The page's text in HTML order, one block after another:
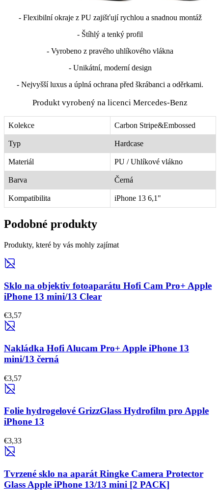
- Flexibilní okraje z PU zajišťují rychlou a snadnou montáž
- Štíhlý a tenký profil
- Vyrobeno z pravého uhlíkového vlákna
- Unikátní, moderní design
- Nejvyšší luxus a úplná ochrana před škrábanci a oděrkami.
Produkt vyrobený na licenci Mercedes-Benz
Kolekce Carbon Stripe&Embossed
Typ Hardcase
Materiál PU / Uhlíkové vlákno
Barva Černá
Kompatibilita iPhone 13 6,1"
Podobné produkty
Produkty, které by vás mohly zajímat
Sklo na objektiv fotoaparátu Hofi Cam Pro+ Apple
iPhone 13 mini/13 Clear
€3,57
Nakládka Hofi Alucam Pro+ Apple iPhone 13
mini/13 černá
€3,57
Folie hydrogelové GrizzGlass Hydrofilm pro Apple
iPhone 13
€3,33
Tvrzené sklo na aparát Ringke Camera Protector
Glass Apple iPhone 13/13 mini [2 PACK]